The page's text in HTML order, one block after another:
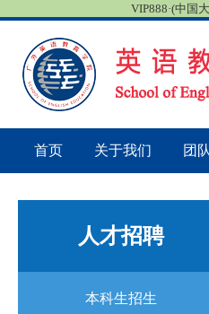
VIP888·(中国
首页 关于我们 团
人才招聘
本科生招生